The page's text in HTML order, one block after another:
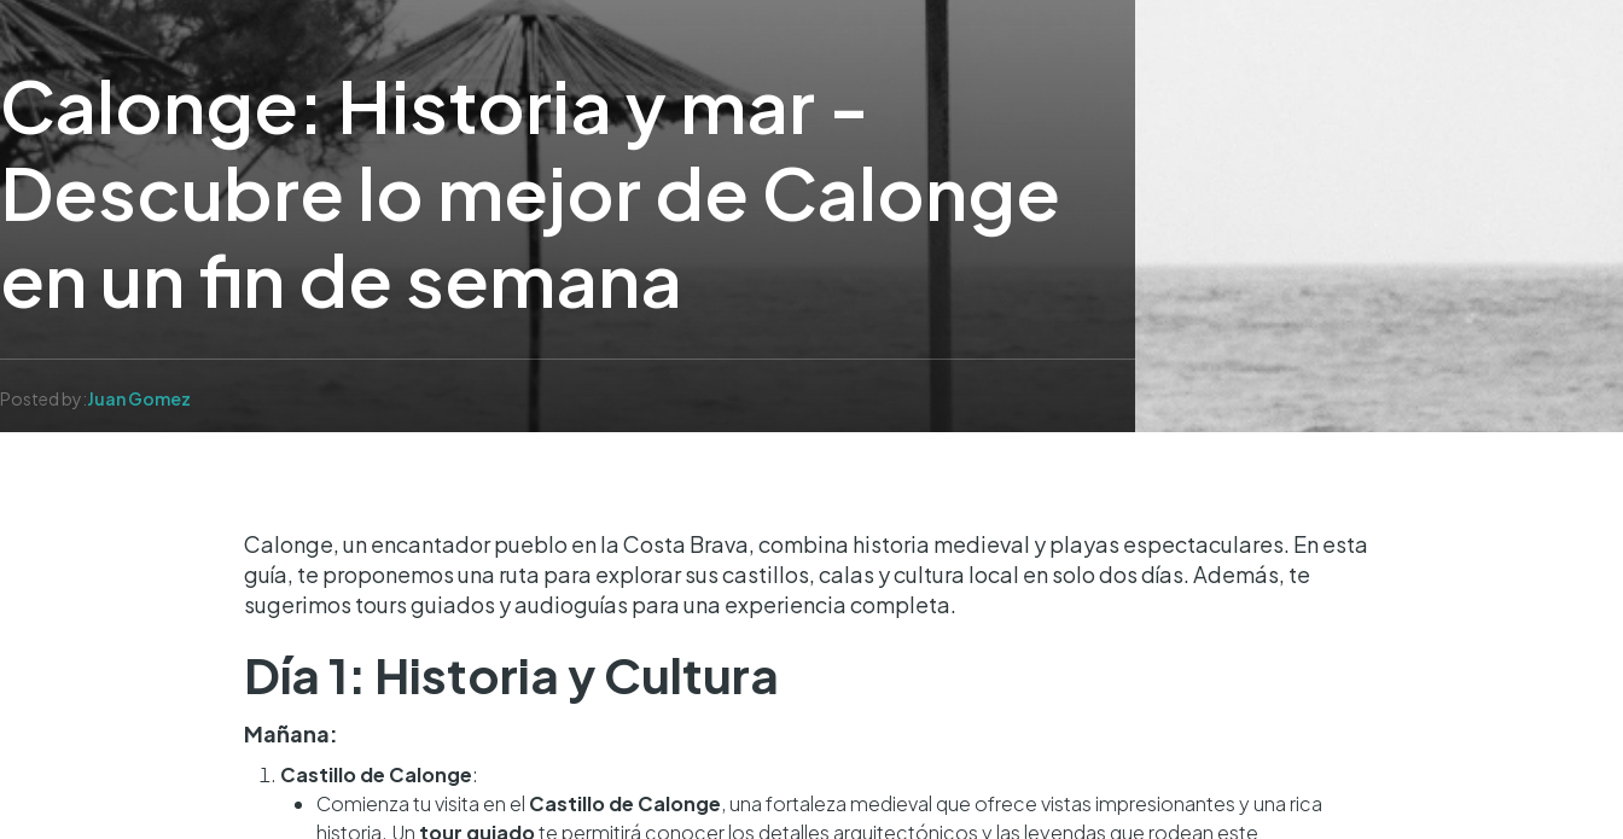
Calonge: Historia y mar -
Descubre lo mejor de Calonge
en un fin de semana
Posted by:Juan Gomez
Calonge, un encantador pueblo en la Costa Brava, combina historia medieval y playas espectaculares. En esta
guía, te proponemos una ruta para explorar sus castillos, calas y cultura local en solo dos días. Además, te
sugerimos tours guiados y audioguías para una experiencia completa.
Día 1: Historia y Cultura
Mañana:
Castillo de Calonge:
Comienza tu visita en el Castillo de Calonge, una fortaleza medieval que ofrece vistas impresionantes y una rica
historia. Un tour guiadote permitirá conocer los detalles arquitectónicos y las leyendas que rodean este